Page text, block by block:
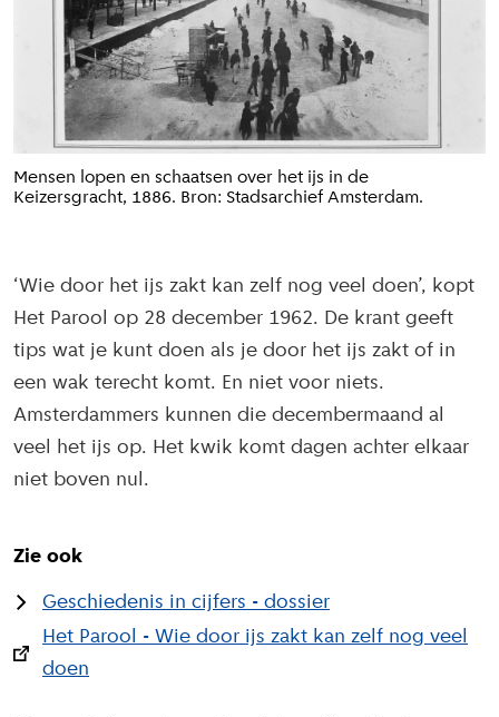
Mensen lopen en schaatsen over het ijs in de
Keizersgracht, 1886. Bron: Stadsarchief Amsterdam.
‘Wie door het ijs zakt kan zelf nog veel doen’, kopt
Het Parool op 28 december 1962. De krant geeft
tips wat je kunt doen als je door het ijs zakt of in
een wak terecht komt. En niet voor niets.
Amsterdammers kunnen die decembermaand al
veel het ijs op. Het kwik komt dagen achter elkaar
niet boven nul.
Zie ook
Geschiedenis in cijfers - dossier
Het Parool - Wie door ijs zakt kan zelf nog veel
doen